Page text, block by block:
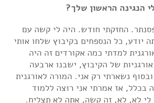
הנגינה הראשון שלך?
החזקתי חודש. היה לי קשה עם
יודע, כל הנספחים בקיבוץ שלחו אותי
למדתי כמה אקורדים זה היה
של הקיבוץ, ישבנו ארבעה
נשארתי רק אני. המורה לאורגנית
בכלל, אז אמרתי אני רוצה ללמוד
לי לא, לא, זה קשה, אתה לא תצליח.